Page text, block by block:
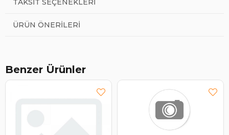
ÜRÜN ÖNERILERI
Benzer Ürünler